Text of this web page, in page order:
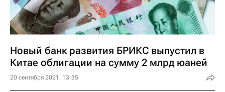
Новый банк развития БРИКС выпустил в
Китае облигации на сумму 2 млрд юаней
20 сентября 2021, 13:35